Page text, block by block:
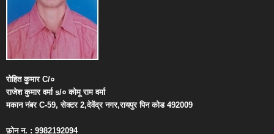
रोहित कुमारC/०
राजेश कुमार वर्माs/० कोमू राम वर्मा
मकान नंबरC-59,सेक्टर2,देवेंद्र नगर,रायपुर पिन कोड492009
फ़ोन न. : 9982192094